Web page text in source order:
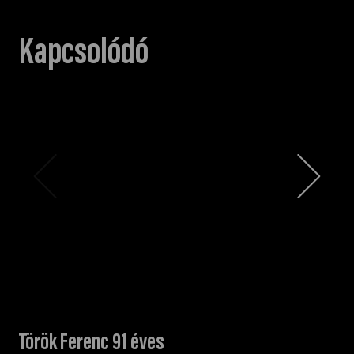
Kapcsolódó
Török Ferenc 91 éves